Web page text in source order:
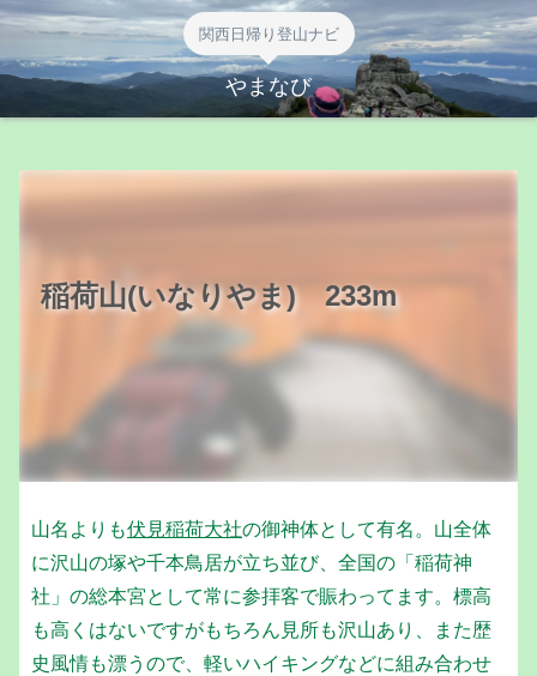
関西日帰り登山ナビ
やまなび
稲荷山(いなりやま) 233m
山名よりも伏見稲荷大社の御神体として有名。山全体
に沢山の塚や千本鳥居が立ち並び、全国の「稲荷神
社」の総本宮として常に参拝客で賑わってます。標高
も高くはないですがもちろん見所も沢山あり、また歴
史風情も漂うので、軽いハイキングなどに組み合わせ